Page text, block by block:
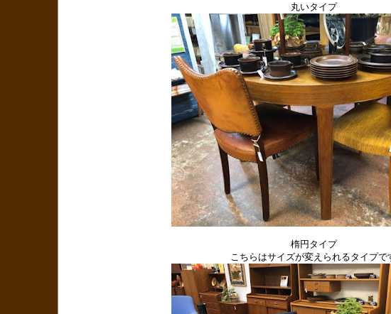
丸いタイプ
楕円タイプ
こちらはサイズが変えられるタイプで